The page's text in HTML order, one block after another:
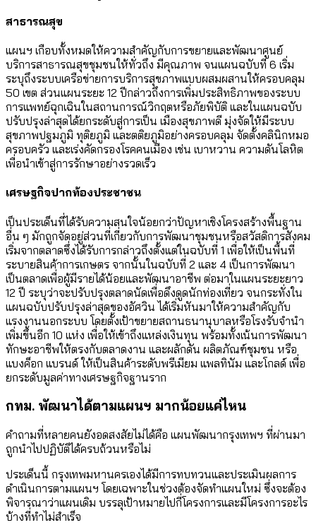
สาธารณสุข
แผนฯ เกือบทั้งหมดให้ความสำคัญกับการขยายและพัฒนาศูนย์
บริการสาธารณสุขชุมชนให้ทั่วถึง มีคุณภาพ จนแผนฉบับที่ 6 เริ่ม
ระบุถึงระบบเครือข่ายการบริการสุขภาพแบบผสมผสานให้ครอบคลุม
50 เขต ส่วนแผนระยะ 12 ปีกล่าวถึงการเพิ่มประสิทธิภาพของระบบ
การแพทย์ฉุกเฉินในสถานการณ์วิกฤตหรือภัยพิบัติ และในแผนฉบับ
ปรับปรุงล่าสุดได้ยกระดับสู่การเป็น เมืองสุขภาพดี มุ่งจัดให้มีระบบ
สุขภาพปฐมภูมิ ทุติยภูมิ และตติยภูมิอย่างครอบคลุม จัดตั้งคลินิกหมอ
ครอบครัว และเร่งคัดกรองโรคคนเมือง เช่น เบาหวาน ความดันโลหิต
เพื่อนำเข้าสู่การรักษาอย่างรวดเร็ว
เศรษฐกิจปากท้องประชาชน
เป็นประเด็นที่ได้รับความสนใจน้อยกว่าปัญหาเชิงโครงสร้างพื้นฐาน
อื่น ๆ มักถูกจัดอยู่ส่วนที่เกี่ยวกับการพัฒนาชุมชนหรือสวัสดิการสังคม
เริ่มจากตลาดซึ่งได้รับการกล่าวถึงตั้งแต่ในฉบับที่ 1 เพื่อให้เป็นพื้นที่
ระบายสินค้าการเกษตร จากนั้นในฉบับที่ 2 และ 4 เป็นการพัฒนา
เป็นตลาดเพื่อผู้มีรายได้น้อยและพัฒนาอาชีพ ต่อมาในแผนระยะยาว
12 ปี ระบุว่าจะปรับปรุงตลาดนัดเพื่อดึงดูดนักท่องเที่ยว จนกระทั่งใน
แผนฉบับปรับปรุงล่าสุดของอัศวิน ได้เริ่มหันมาให้ความสำคัญกับ
แรงงานนอกระบบ โดยตั้งเป้าขยายสถานธนานุบาลหรือโรงรับจำนำ
เพิ่มขึ้นอีก 10 แห่ง เพื่อให้เข้าถึงแหล่งเงินทุน พร้อมทั้งเน้นการพัฒนา
ทักษะอาชีพให้ตรงกับตลาดงาน และผลักดัน ผลิตภัณฑ์ชุมชน หรือ
แบงค็อก แบรนด์ ให้เป็นสินค้าระดับพรีเมียม แพลทินัม และโกลด์ เพื่อ
ยกระดับมูลค่าทางเศรษฐกิจฐานราก
กทม. พัฒนาได้ตามแผนฯ มากน้อยแค่ไหน
คำถามที่หลายคนยังอดสงสัยไม่ได้คือ แผนพัฒนากรุงเทพฯ ที่ผ่านมา
ถูกนำไปปฏิบัติได้ครบถ้วนหรือไม่
ประเด็นนี้ กรุงเทพมหานครเองได้มีการทบทวนและประเมินผลการ
ดำเนินการตามแผนฯ โดยเฉพาะในช่วงต้องจัดทำแผนใหม่ ซึ่งจะต้อง
พิจารณาว่าแผนเดิม บรรลุเป้าหมายไปกี่โครงการและมีโครงการอะไร
บ้างที่ทำไม่สำเร็จ